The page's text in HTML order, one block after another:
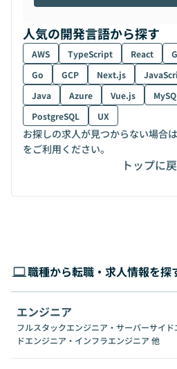
人気の開発言語から探す
AWS TypeScript React
Go
GCP Next.js
Java
Azure Vue.js
PostgreSQL
UX
お探しの求人が見つからない場合
をご利用ください。
トップに
職種から転職・求人情報を探
エンジニア
フルスタックエンジニア・サーバーサイ
ドエンジニア・インフラエンジニア 他